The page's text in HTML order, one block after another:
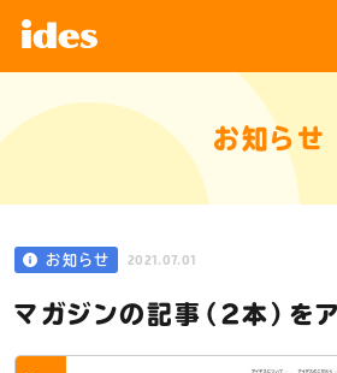
お知らせ
お知らせ 2021.07.01
マガジンの記事（2本）を